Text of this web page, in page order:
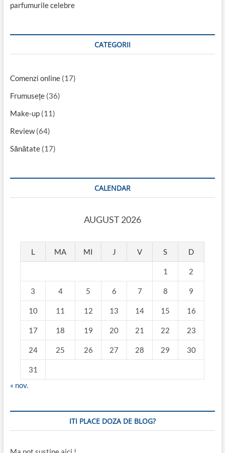
parfumurile celebre
CATEGORII
Comenzi online(17)
Frumusețe(36)
Make-up(11)
Review(64)
Sănătate(17)
CALENDAR
AUGUST 2026
L MA MI J V S D
1 2
3 4 5 6 7 8 9
10 11 12 13 14 15 16
17 18 19 20 21 22 23
24 25 26 27 28 29 30
31
« nov.
ITI PLACE DOZA DE BLOG?